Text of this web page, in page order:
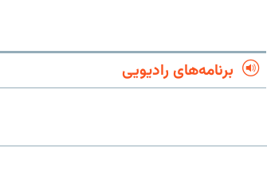
برنامه‌های رادیویی